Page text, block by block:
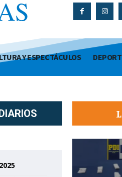
Y ESPECTÁCULOS